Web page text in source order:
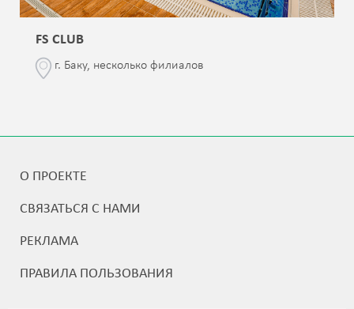
FS CLUB
г. Баку, несколько филиалов
О ПРОЕКТЕ
СВЯЗАТЬСЯ С НАМИ
РЕКЛАМА
ПРАВИЛА ПОЛЬЗОВАНИЯ